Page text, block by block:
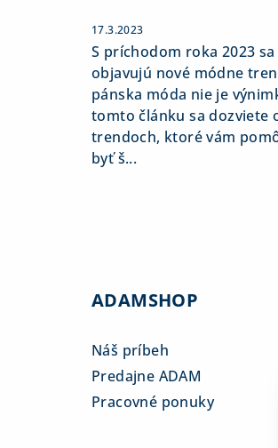
17.3.2023
S príchodom roka 2023 sa
objavujú nové módne
pánska móda nie je
tomto článku sa dozviete
trendoch, ktoré vám
byť š...
ADAMSHOP
Náš príbeh
Predajne ADAM
Pracovné ponuky